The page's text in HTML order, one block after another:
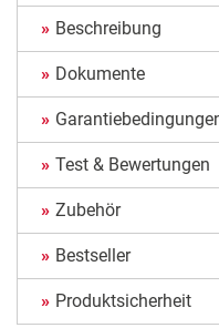
Beschreibung
Dokumente
Test & Bewertungen
Zubehör
Bestseller
Produktsicherheit